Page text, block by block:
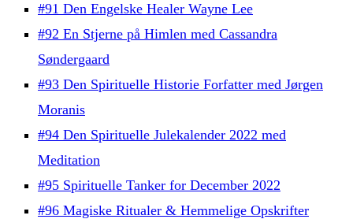
#91 Den Engelske Healer Wayne Lee
#92 En Stjerne på Himlen med Cassandra
Søndergaard
#93 Den Spirituelle Historie Forfatter med Jørgen
Moranis
#94 Den Spirituelle Julekalender 2022 med
Meditation
#95 Spirituelle Tanker for December 2022
#96 Magiske Ritualer & Hemmelige Opskrifter